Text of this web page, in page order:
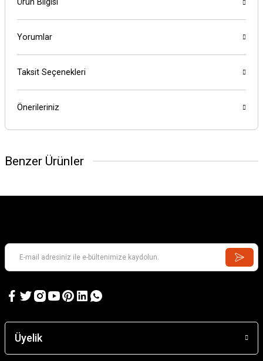
Yorumlar
Taksit Seçenekleri
Önerileriniz
Benzer Ürünler
ARINTEKS
13.200,00 TL
ARINTEKS
Üyelik